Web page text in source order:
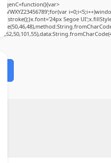
Segoe